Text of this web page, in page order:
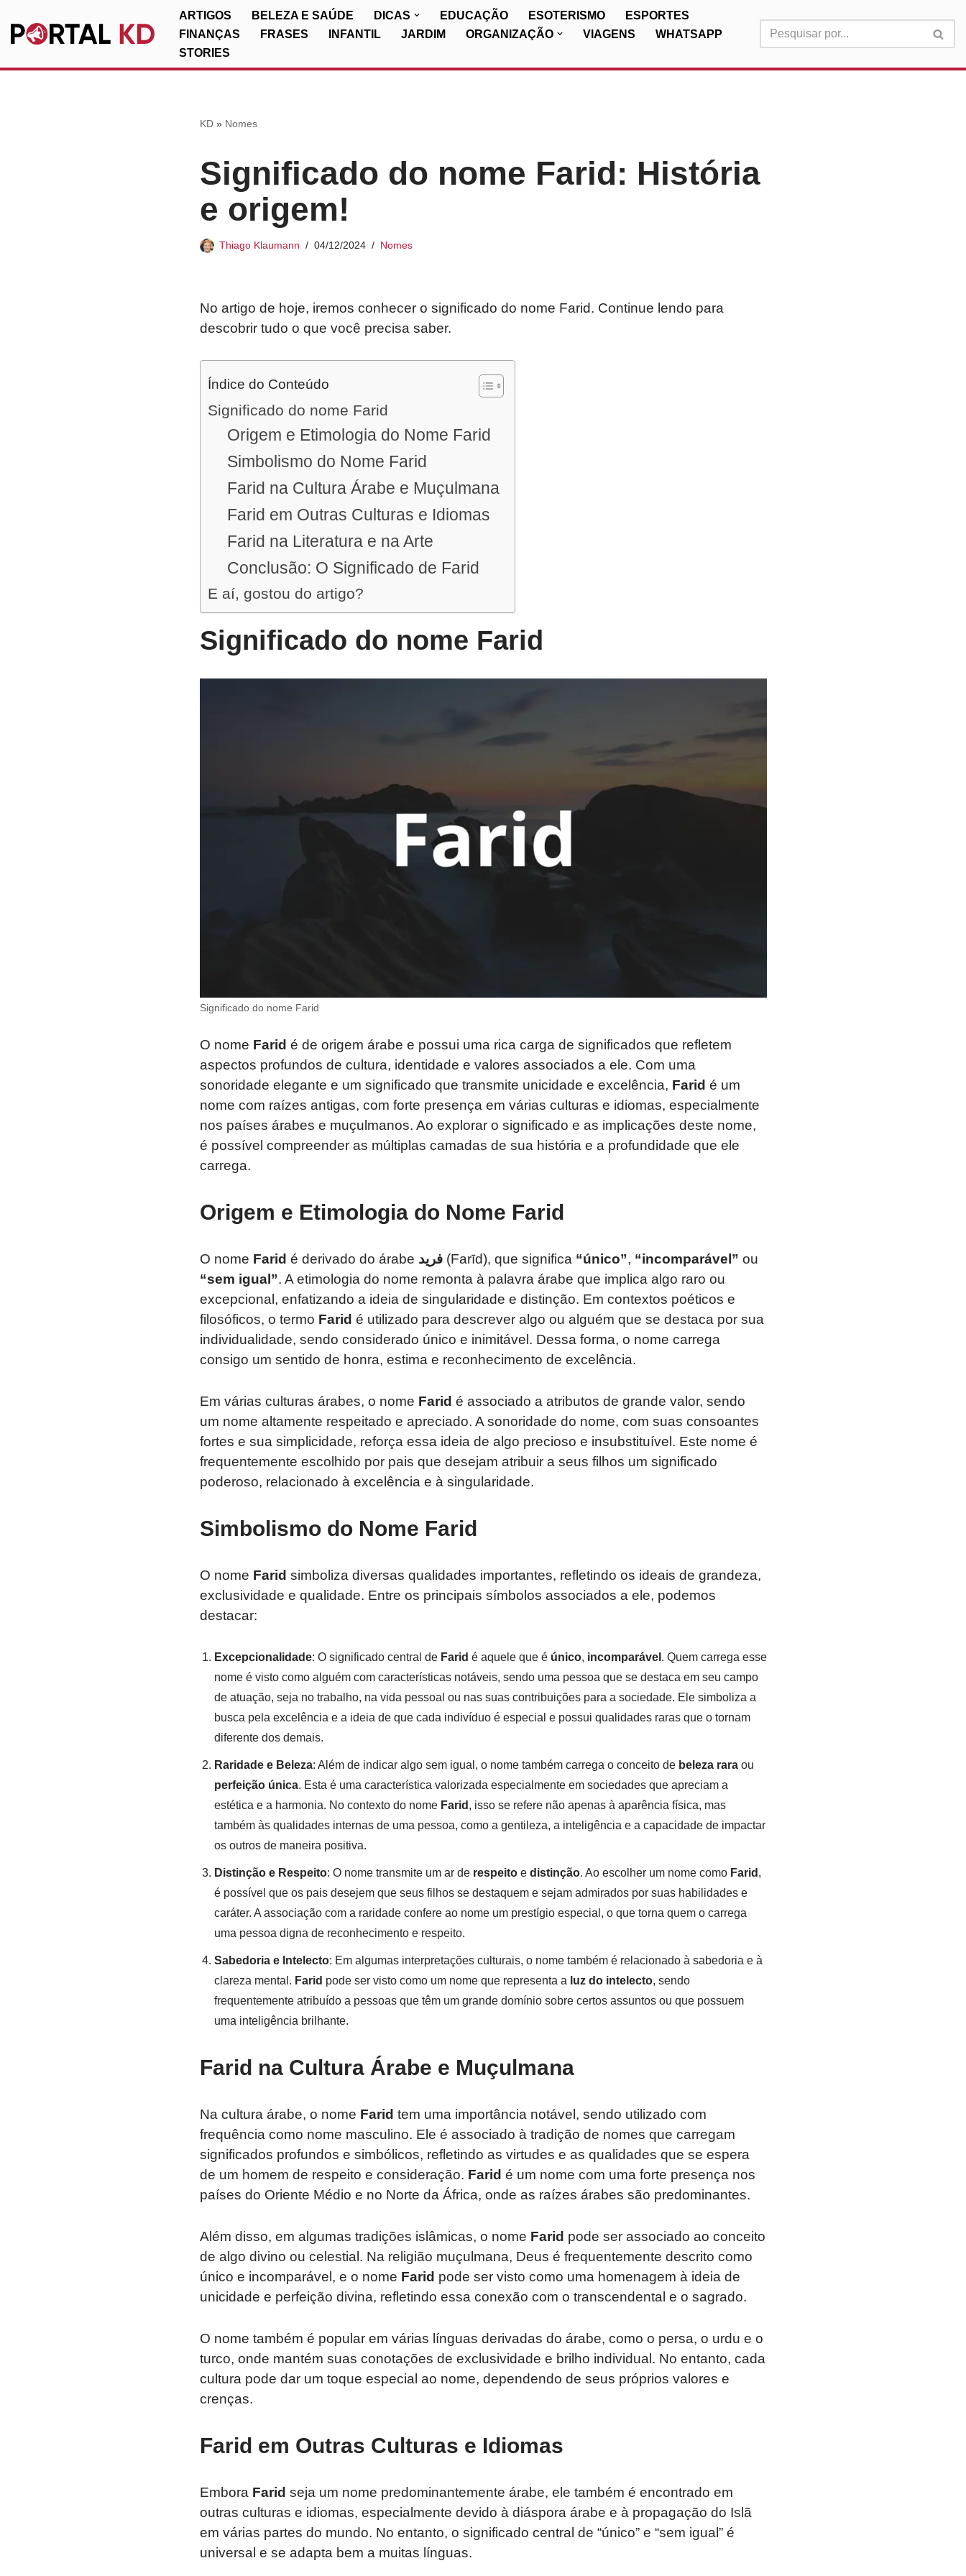
Pular
ARTIGOS BELEZA E SAÚDE DICAS EDUCAÇÃO ESOTERISMO
ESPORTES
FINANÇAS
FRASES INFANTIL JARDIM ORGANIZAÇÃO VIAGENS
WHATSAPP
STORIES
KD» Nomes
Significado do nome Farid: História
e origem!
Thiago Klaumann 04/12/2024 Nomes
No artigo de hoje, iremos conhecer o significado do nome Farid. Continue lendo para
descobrir tudo o que você precisa saber.
Índice do Conteúdo
Significado do nome Farid
Origem e Etimologia do Nome Farid
Simbolismo do Nome Farid
Farid na Cultura Árabe e Muçulmana
Farid em Outras Culturas e Idiomas
Farid na Literatura e na Arte
Conclusão: O Significado de Farid
E aí, gostou do artigo?
Significado do nome Farid
Significado do nome Farid
O nome Farid é de origem árabe e possui uma rica carga de significados que refletem
aspectos profundos de cultura, identidade e valores associados a ele. Com uma
sonoridade elegante e um significado que transmite unicidade e excelência, Farid é um
nome com raízes antigas, com forte presença em várias culturas e idiomas, especialmente
nos países árabes e muçulmanos. Ao explorar o significado e as implicações deste nome,
é possível compreender as múltiplas camadas de sua história e a profundidade que ele
carrega.
Origem e Etimologia do Nome Farid
O nome Farid é derivado do árabe فريد(Farīd), que significa “único”, “incomparável” ou
“sem igual”. A etimologia do nome remonta à palavra árabe que implica algo raro ou
excepcional, enfatizando a ideia de singularidade e distinção. Em contextos poéticos e
filosóficos, o termo Farid é utilizado para descrever algo ou alguém que se destaca por sua
individualidade, sendo considerado único e inimitável. Dessa forma, o nome carrega
consigo um sentido de honra, estima e reconhecimento de excelência.
Em várias culturas árabes, o nome Farid é associado a atributos de grande valor, sendo
um nome altamente respeitado e apreciado. A sonoridade do nome, com suas consoantes
fortes e sua simplicidade, reforça essa ideia de algo precioso e insubstituível. Este nome é
frequentemente escolhido por pais que desejam atribuir a seus filhos um significado
poderoso, relacionado à excelência e à singularidade.
Simbolismo do Nome Farid
O nome Farid simboliza diversas qualidades importantes, refletindo os ideais de grandeza,
exclusividade e qualidade. Entre os principais símbolos associados a ele, podemos
destacar:
Excepcionalidade: O significado central de Farid é aquele que é único, incomparável . Quem carrega esse
nome é visto como alguém com características notáveis, sendo uma pessoa que se destaca em seu campo
de atuação, seja no trabalho, na vida pessoal ou nas suas contribuições para a sociedade. Ele simboliza a
busca pela excelência e a ideia de que cada indivíduo é especial e possui qualidades raras que o tornam
diferente dos demais.
Raridade e Beleza: Além de indicar algo sem igual, o nome também carrega o conceito de beleza raraou
perfeição única. Esta é uma característica valorizada especialmente em sociedades que apreciam a
estética e a harmonia. No contexto do nome Farid , isso se refere não apenas à aparência física, mas
também às qualidades internas de uma pessoa, como a gentileza, a inteligência e a capacidade de impactar
os outros de maneira positiva.
Distinção e Respeito: O nome transmite um ar de respeitoe distinção. Ao escolher um nome como Farid ,
é possível que os pais desejem que seus filhos se destaquem e sejam admirados por suas habilidades e
caráter. A associação com a raridade confere ao nome um prestígio especial, o que torna quem o carrega
uma pessoa digna de reconhecimento e respeito.
Sabedoria e Intelecto: Em algumas interpretações culturais, o nome também é relacionado à sabedoria e à
clareza mental. Farid pode ser visto como um nome que representa a luz do intelecto, sendo
frequentemente atribuído a pessoas que têm um grande domínio sobre certos assuntos ou que possuem
uma inteligência brilhante.
Farid na Cultura Árabe e Muçulmana
Na cultura árabe, o nome Farid tem uma importância notável, sendo utilizado com
frequência como nome masculino. Ele é associado à tradição de nomes que carregam
significados profundos e simbólicos, refletindo as virtudes e as qualidades que se espera
de um homem de respeito e consideração. Farid é um nome com uma forte presença nos
países do Oriente Médio e no Norte da África, onde as raízes árabes são predominantes.
Além disso, em algumas tradições islâmicas, o nome Farid pode ser associado ao conceito
de algo divino ou celestial. Na religião muçulmana, Deus é frequentemente descrito como
único e incomparável, e o nome Farid pode ser visto como uma homenagem à ideia de
unicidade e perfeição divina, refletindo essa conexão com o transcendental e o sagrado.
O nome também é popular em várias línguas derivadas do árabe, como o persa, o urdu e o
turco, onde mantém suas conotações de exclusividade e brilho individual. No entanto, cada
cultura pode dar um toque especial ao nome, dependendo de seus próprios valores e
crenças.
Farid em Outras Culturas e Idiomas
Embora Farid seja um nome predominantemente árabe, ele também é encontrado em
outras culturas e idiomas, especialmente devido à diáspora árabe e à propagação do Islã
em várias partes do mundo. No entanto, o significado central de “único” e “sem igual” é
universal e se adapta bem a muitas línguas.